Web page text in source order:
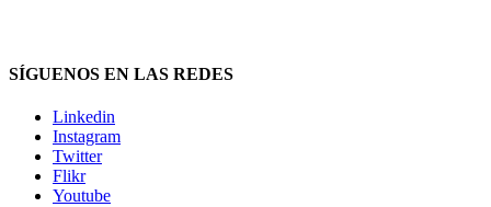
SÍGUENOS EN LAS REDES
Linkedin
Instagram
Twitter
Flikr
Youtube